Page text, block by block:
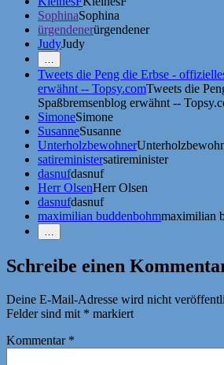
SophinaSophina
ürgendenerürgendener
JudyJudy
…
Erwähnungen
zeigen
Tweets die Peng die Erbse -
erwähnt -- Topsy.comTweets die
Spaßbremsenblog erwähnt --
SimoneSimone
SusanneSusanne
Unterholzbewohner
satireministersatireminister
dasnufdasnuf
Herr OlsenHerr Olsen
dasnufdasnuf
maximilian buddenbohmmaximilian
…
Erwähnungen
Schreibe einen
Deine E-Mail-Adresse wird nicht
Felder sind mit * markiert
Kommentar *